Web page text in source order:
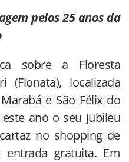
pelos 25 anos da
sobre a Floresta
(Flonata), localizada
e São Félix do
ano o seu Jubileu
no shopping de
gratuita. Em